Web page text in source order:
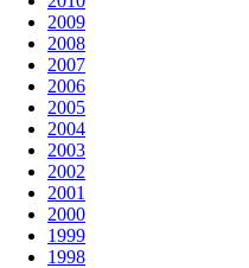
2009
2008
2007
2006
2005
2004
2003
2002
2001
2000
1999
1998